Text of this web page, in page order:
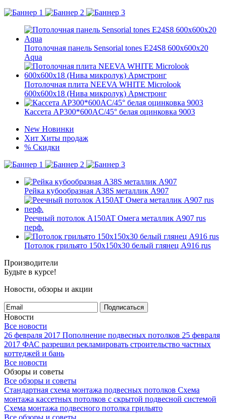
Потолочная панель Sensorial tones E24S8 600x600x20
Aqua
Потолочная плита NEEVA WHITE Microlook
600x600x18 (Нива микролук) Армстронг
Кассета AP300*600AC/45° белая оцинковка 9003
New Новинки
Хит Хиты продаж
% Скидки
Рейка кубообразная A38S металлик А907
Реечный потолок A150AT Омега металлик А907 rus
перф.
Потолок грильято 150х150х30 белый глянец А916 rus
Производители
Будьте в курсе!
Новости, обзоры и акции
Подписаться
Новости
Все новости
26 февраля 2017 Пополнение подвесных потолков 25 февраля
2017 ФАС разрешил рекламировать строительство частных
коттеджей и бань
Все новости
Обзоры и советы
Все обзоры и советы
Стандартная схема монтажа подвесных потолков Схема
монтажа кассетных потолков с скрытой подвесной системой
Схема монтажа подвесного потолка грильято
Все обзоры и советы